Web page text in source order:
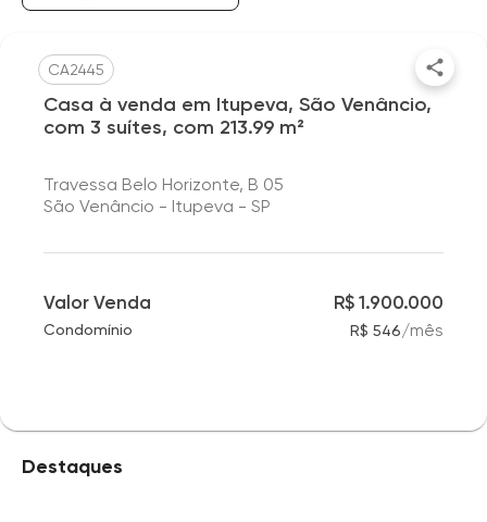
CA2445
Casa à venda em Itupeva, São Venâncio,
com 3 suítes, com 213.99 m²
Travessa Belo Horizonte, B 05
São Venâncio - Itupeva - SP
Valor Venda R$ 1.900.000
Condomínio R$ 546/mês
Destaques